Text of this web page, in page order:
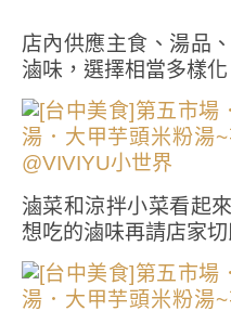
店內供應主食、湯品
滷味，選擇相當多樣
滷菜和涼拌小菜看起
想吃的滷味再請店家切